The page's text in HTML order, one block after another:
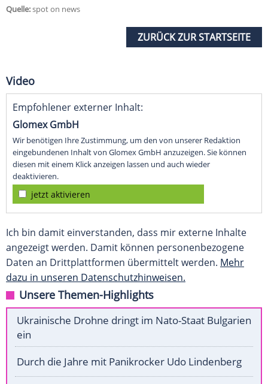
Quelle:spot on news
ZURÜCK ZUR STARTSEITE
Video
Empfohlener externer Inhalt:
Glomex GmbH
Wir benötigen Ihre Zustimmung, um den von unserer Redaktion
eingebundenen Inhalt von Glomex GmbH anzuzeigen. Sie können
diesen mit einem Klick anzeigen lassen und auch wieder
deaktivieren.
jetzt aktivieren
Ich bin damit einverstanden, dass mir externe Inhalte
angezeigt werden. Damit können personenbezogene
Daten an Drittplattformen übermittelt werden. Mehr
dazu in unseren Datenschutzhinweisen.
Unsere Themen-Highlights
Ukrainische Drohne dringt im Nato-Staat Bulgarien
ein
Durch die Jahre mit Panikrocker Udo Lindenberg